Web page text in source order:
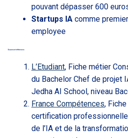
pouvant dépasser 600
Startups IA comme
employee
Sources et références
L’Etudiant, Fiche métier
du Bachelor Chef de projet
Jedha AI School, niveau
France Compétences,
certification
de l’IA et de la